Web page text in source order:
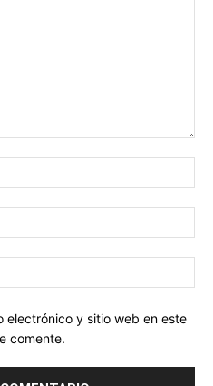
electrónico y sitio web en este
comente.